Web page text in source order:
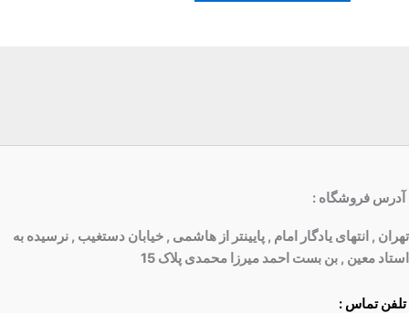
آدرس فروشگاه :
تهران , انتهای یادگار امام , پایینتر از هاشمی , خیابان دستغیب , نرسیده به
استاد معین , بن بست احمد میرزا محمدی پلاک 15
تلفن تماس :